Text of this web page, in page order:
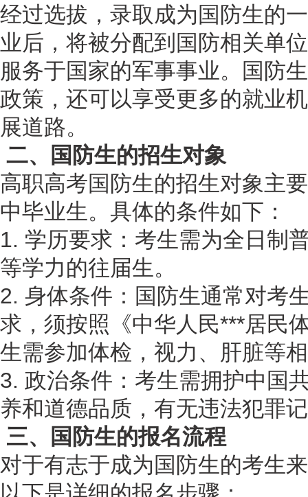
经过选拔，录取成为国防生的
业后，将被分配到国防相关单
服务于国家的军事事业。国防
政策，还可以享受更多的就业
展道路。
二、国防生的招生对象
高职高考国防生的招生对象主
中毕业生。具体的条件如下：
1. 学历要求：考生需为全日制
等学力的往届生。
2. 身体条件：国防生通常对考
求，须按照《中华人民***居民
生需参加体检，视力、肝脏等
3. 政治条件：考生需拥护中国
养和道德品质，有无违法犯罪
三、国防生的报名流程
对于有志于成为国防生的考生